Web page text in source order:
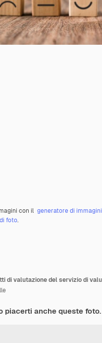
con il generatore di immagini
foto.
piacerti anche queste foto.